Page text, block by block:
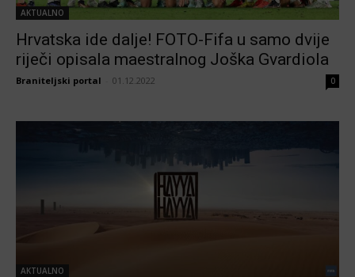
AKTUALNO
Hrvatska ide dalje! FOTO-Fifa u samo dvije
riječi opisala maestralnog Joška Gvardiola
Braniteljski portal 01.12.2022 0
AKTUALNO